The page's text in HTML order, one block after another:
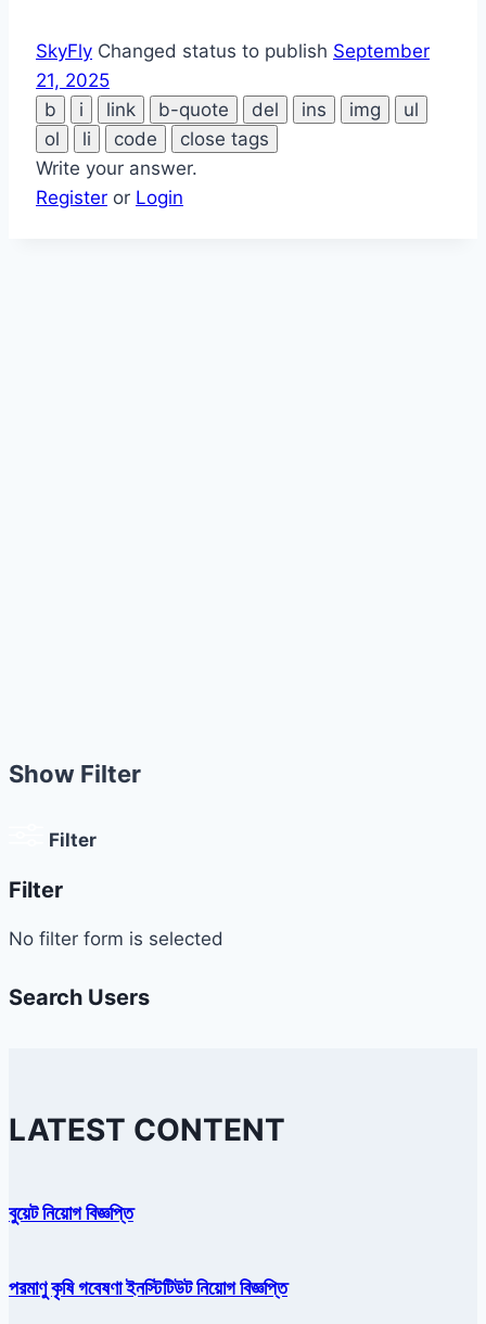
SkyFly Changed status to publish September
21, 2025
Write your answer.
Register or Login
Show Filter
Filter
Filter
No filter form is selected
Search Users
LATEST CONTENT
বুয়েট নিয়োগ বিজ্ঞপ্তি
পরমাণু কৃষি গবেষণা ইনস্টিটিউট নিয়োগ বিজ্ঞপ্তি